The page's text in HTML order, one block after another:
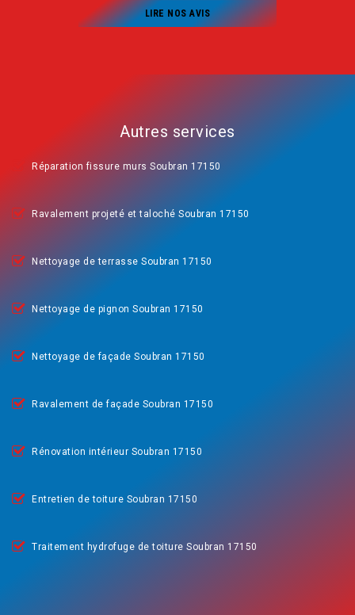
LIRE NOS AVIS
Autres services
Réparation fissure murs Soubran 17150
Ravalement projeté et taloché Soubran 17150
Nettoyage de terrasse Soubran 17150
Nettoyage de pignon Soubran 17150
Nettoyage de façade Soubran 17150
Ravalement de façade Soubran 17150
Rénovation intérieur Soubran 17150
Entretien de toiture Soubran 17150
Traitement hydrofuge de toiture Soubran 17150